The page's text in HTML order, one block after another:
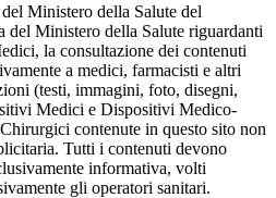
Ministero della Salute del
del Ministero della Salute riguardanti
la consultazione dei contenuti
a medici, farmacisti e altri
(testi, immagini, foto, disegni,
Medici e Dispositivi Medico-
contenute in questo sito non
Tutti i contenuti devono
informativa, volti
gli operatori sanitari.